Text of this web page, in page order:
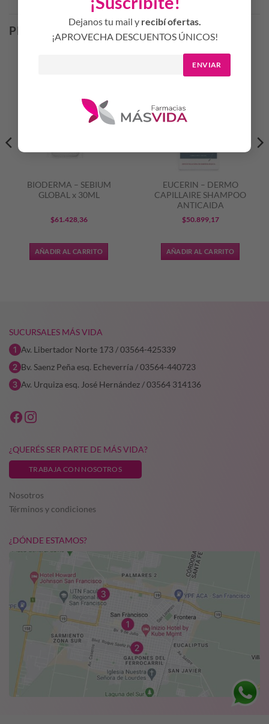
Dejanos tu mail y recibí ofertas.
¡APROVECHA DESCUENTOS ÚNICOS!
ENVIAR
PRODUCTOS RELACIONADOS
BIODERMA – SEBIUM
GLOBAL x 30ML
$61.428,36
AÑADIR AL CARRITO
EUCERIN – DERMO
CAPILLAIRE SHAMPOO
ANTICAIDA
$50.899,17
AÑADIR AL CARRITO
SUCURSALES MÁS VIDA
Av. Libertador Norte 173 / 03564-425339
Bv. Saenz Peña esq. Echeverría / 03564-440723
Av. Urquiza esq. José Hernández / 03564 314136
¿QUERÉS SER PARTE DE MÁS VIDA?
TRABAJA CON NOSOTROS
Nosotros
Términos y condiciones
¿DÓNDE ESTAMOS?